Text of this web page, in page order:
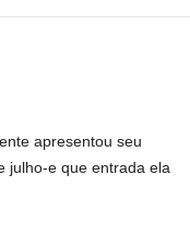
apresentou seu
julho-e que entrada ela